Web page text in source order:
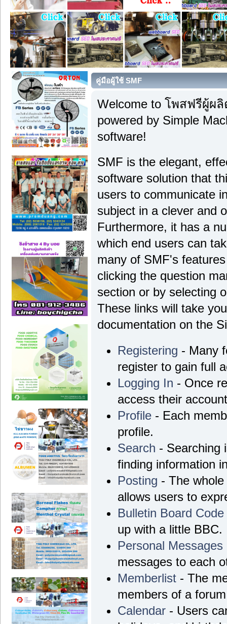
คู่มือผู้ใช้ SMF
Welcome to โพสฟรีผู้
powered by Simple
software!
SMF is the elegant,
software solution that
users to communicate
subject in a clever and
Furthermore, it has a
which end users can
many of SMF's
clicking the question
section or by selecting
These links will take
documentation on the
Registering - Many
register to gain full
Logging In - Once
access their
Profile - Each
profile.
Search - Searching
finding information
Posting - The
allows users to
Bulletin Board
up with a little BBC.
Personal Messages
messages to each
Memberlist - The
members of a
Calendar - Users